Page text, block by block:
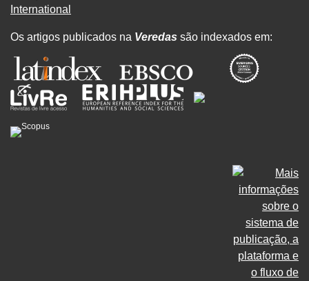
International
Os artigos publicados na Veredas são indexados em: